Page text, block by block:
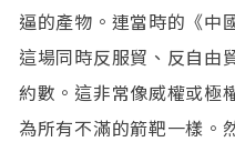
逼的產物。連當時的《中
這場同時反服貿、反自由
約數。這非常像威權或極
為所有不滿的箭靶一樣。